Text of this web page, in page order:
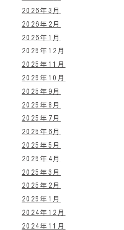
2026年3月
2026年2月
2026年1月
2025年12月
2025年11月
2025年10月
2025年9月
2025年8月
2025年7月
2025年6月
2025年5月
2025年4月
2025年3月
2025年2月
2025年1月
2024年12月
2024年11月